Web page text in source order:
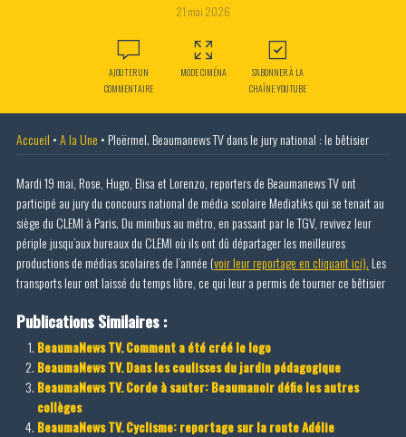
21 mai 2026
AJOUTER UN
COMMENTAIRE
MODE CIMÉNA
S'ABONNER À LA
CHAÎNE YOUTUBE
Accueil •A la Une • Ploërmel. Beaumanews TV dans le jury national : le bêtisier
Mardi 19 mai, Rose, Hugo, Elisa et Lorenzo, reporters de Beaumanews TV ont
participé au jury du concours national de média scolaire Mediatiks qui se tenait au
siège du CLEMI à Paris. Du minibus au métro, en passant par le TGV, revivez leur
périple jusqu’aux bureaux du CLEMI où ils ont dû départager les meilleures
productions de médias scolaires de l’année (voir leur reportage en cliquant ici). Les
transports leur ont laissé du temps libre, ce qui leur a permis de tourner ce bêtisier
Publications Similaires :
BeaumaNews TV. Comment a été créé le logo
BeaumaNews TV. Dans les coulisses du jardin pédagogique
BeaumaNews TV. Corde à sauter: Beaumanoir défie les autres
collèges
BeaumaNews TV. Cyclisme: reportage sur la route Adélie